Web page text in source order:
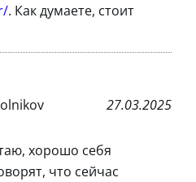
. Как думаете, стоит
27.03.2025
хорошо себя
что сейчас